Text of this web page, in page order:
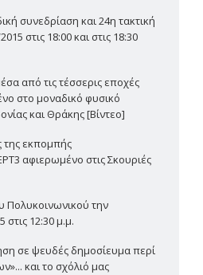
συνεδρίαση και 24η τακτική
στις 18:00 και στις 18:30
από τις τέσσερις εποχές
στο μοναδικό φυσικό
και Θράκης [Βίντεο]
της εκπομπής
αφιερωμένο στις Σκουριές
Πολυκοινωνικού την
12:30 μ.μ.
σε ψευδές δημοσίευμα περί
και το σχόλιό μας